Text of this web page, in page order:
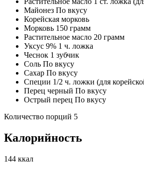
Майонез По вкусу
Корейская морковь
Морковь 150 грамм
Растительное масло 20 грамм
Уксус 9% 1 ч. ложка
Чеснок 1 зубчик
Соль По вкусу
Сахар По вкусу
Специи 1/2 ч. ложки (для
Перец черный По вкусу
Острый перец По вкусу
Количество порций 5
Калорийность
144 ккал